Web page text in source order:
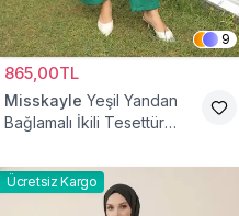
9
865,00TL
Misskayle Yeşil Yandan
Bağlamalı İkili Tesettür
Ücretsiz Kargo